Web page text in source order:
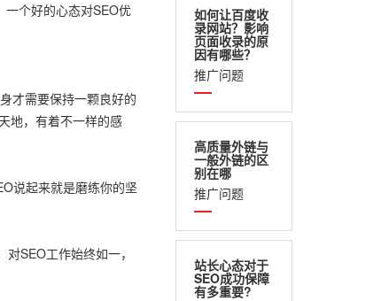
如何让百度收
录网站？影响
页面收录的原
因有哪些？
推广问题
高质量外链与
一般外链的区
别在哪
推广问题
站长心态对于
SEO成功保障
有多重要?
一个好的心态对SEO优
才需要保持一颗良好的
地，有着不一样的感
说起来就是磨练你的坚
SEO工作始终如一，